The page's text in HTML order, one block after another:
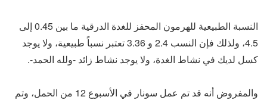
النسبة الطبيعية للهرمون المحفز للغدة الدرقية ما بين 0.45 إلى
4.5، ولذلك فإن النسب 2.4 و 3.36 تعتبر نسباً طبيعية، ولا يوجد
كسل لديك في نشاط الغدة، ولا يوجد نشاط زائد -ولله الحمد-.
والمفروض أنه قد تم عمل سونار في الأسبوع 12 من الحمل، وتم